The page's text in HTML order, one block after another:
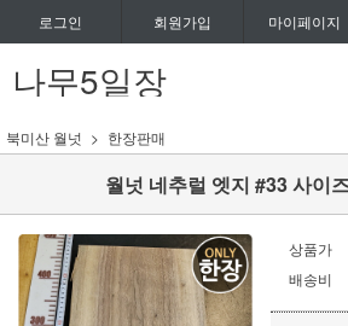
로그인 회원가입 마이페이지
나무5일장
북미산 월넛 한장판매
월넛 네추럴 엣지 #33 사이
상품가
배송비